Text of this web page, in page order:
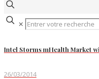
✕
Intel Storms mHealth Market
26/03/2014